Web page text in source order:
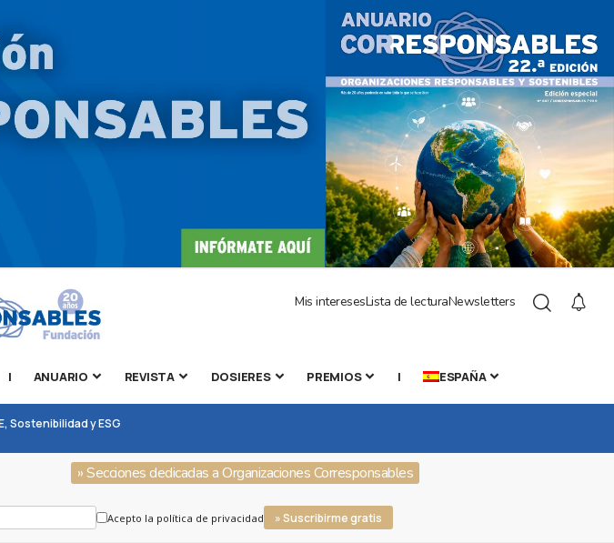
Mis interesesLista de lecturaNewsletters
| ANUARIO REVISTA DOSIERES PREMIOS | ESPAÑA
Sostenibilidad y ESG
» Secciones dedicadas a Organizaciones Corresponsables
Acepto la política de privacidad » Suscribirme gratis